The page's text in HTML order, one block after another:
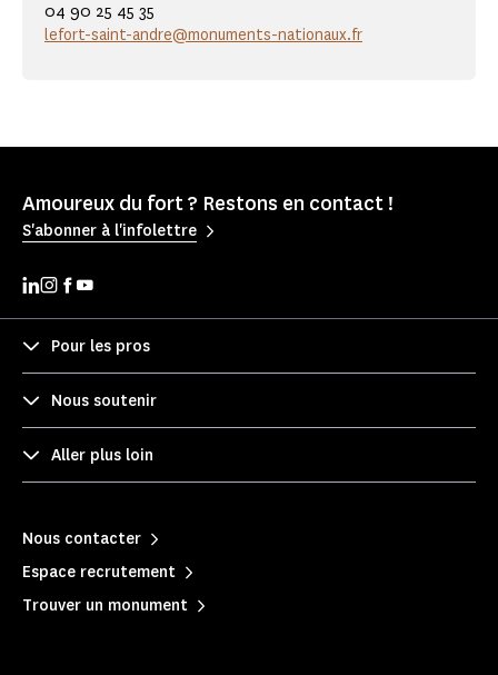
04 90 25 45 35
lefort-saint-andre@monuments-nationaux.fr
Amoureux du fort ? Restons en contact !
S'abonner à l'infolettre
Pour les pros
Nous soutenir
Aller plus loin
Nous contacter
Espace recrutement
Trouver un monument